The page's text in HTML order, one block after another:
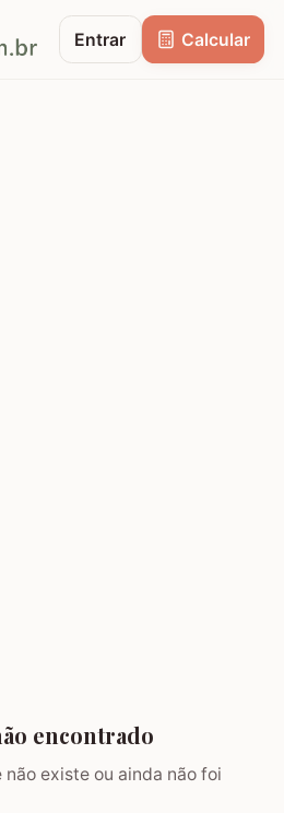
Entrar Calcular
encontrado
não existe ou ainda não foi